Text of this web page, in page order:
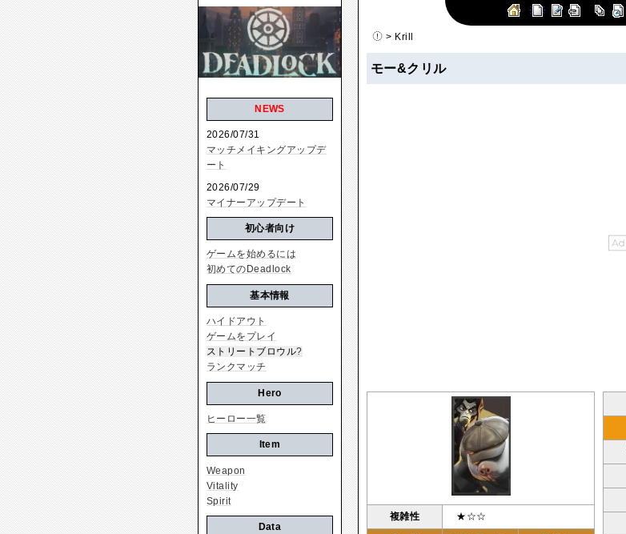
> Krill
モー&クリル
複雑性 ★☆☆
NEWS
2026/07/31
マッチメイキングアップデ
ート
2026/07/29
マイナーアップデート
初心者向け
ゲームを始めるには
初めてのDeadlock
基本情報
ハイドアウト
ゲームをプレイ
ストリートブロウル?
ランクマッチ
Hero
ヒーロー一覧
Item
Weapon
Vitality
Spirit
Data